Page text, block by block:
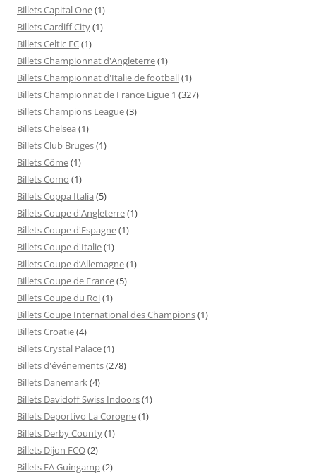
Billets Capital One(1)
Billets Cardiff City(1)
Billets Celtic FC(1)
Billets Championnat d'Angleterre(1)
Billets Championnat d'Italie de football(1)
Billets Championnat de France Ligue 1 (327)
Billets Champions League(3)
Billets Chelsea (1)
Billets Club Bruges(1)
Billets Côme(1)
Billets Como (1)
Billets Coppa Italia (5)
Billets Coupe d'Angleterre(1)
Billets Coupe d'Espagne(1)
Billets Coupe d'Italie(1)
Billets Coupe d’Allemagne(1)
Billets Coupe de France(5)
Billets Coupe du Roi(1)
Billets Coupe International des Champions(1)
Billets Croatie(4)
Billets Crystal Palace(1)
Billets d'événements(278)
Billets Danemark(4)
Billets Davidoff Swiss Indoors(1)
Billets Deportivo La Corogne(1)
Billets Derby County(1)
Billets Dijon FCO(2)
Billets EA Guingamp(2)